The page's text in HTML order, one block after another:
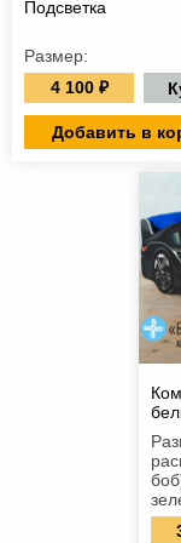
Подсветка
Размер:
4 100 ₽
Добавить в